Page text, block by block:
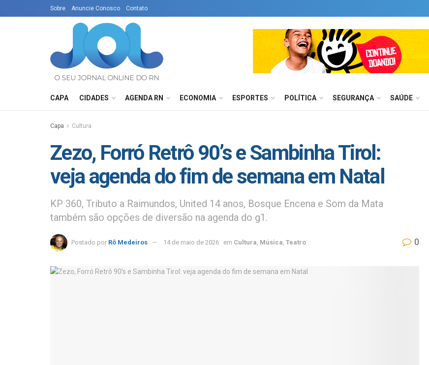
Sobre Anuncie Conosco Contato
CAPA CIDADES AGENDA RN ECONOMIA ESPORTES POLÍTICA SEGURANÇA SAÚDE
Capa Cultura
Zezo, Forró Retrô 90’s e Sambinha Tirol:
veja agenda do fim de semana em Natal
KP 360, Tributo a Raimundos, United 14 anos, Bosque Encena e Som da Mata
também são opções de diversão na agenda do g1.
Postado por Rô Medeiros 14 de maio de 2026 em Cultura Música Teatro 0